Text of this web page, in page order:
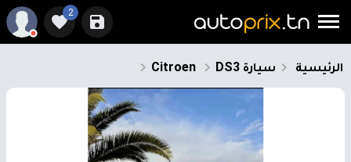
2
الرئيسية سيارة Citroen DS3